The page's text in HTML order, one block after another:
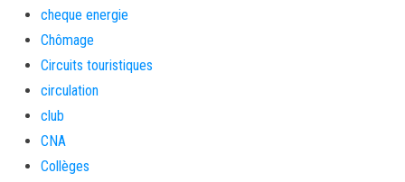
cheque energie
Chômage
Circuits touristiques
circulation
club
CNA
Collèges